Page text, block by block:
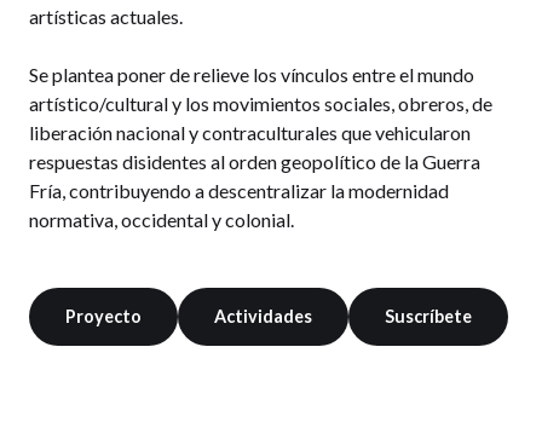
artísticas actuales.
Se plantea poner de relieve los vínculos entre el mundo
artístico/cultural y los movimientos sociales, obreros, de
liberación nacional y contraculturales que vehicularon
respuestas disidentes al orden geopolítico de la Guerra
Fría, contribuyendo a descentralizar la modernidad
normativa, occidental y colonial.
Proyecto Actividades Suscríbete